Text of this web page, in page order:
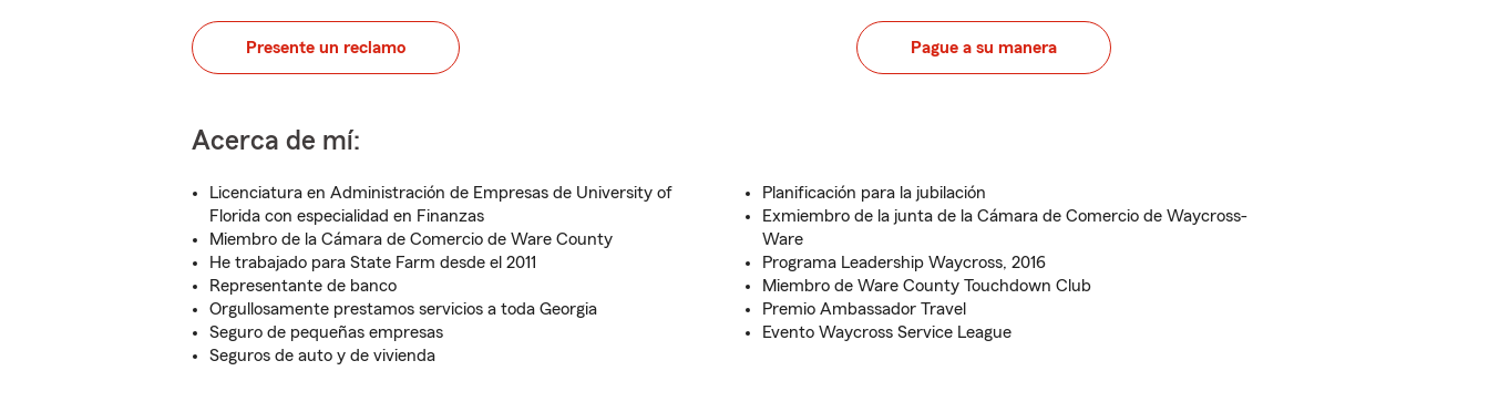
Presente un reclamo Pague a su manera
Acerca de mí:
Licenciatura en Administración de Empresas de University of
Florida con especialidad en Finanzas
Miembro de la Cámara de Comercio de Ware County
He trabajado para State Farm desde el 2011
Representante de banco
Orgullosamente prestamos servicios a toda Georgia
Seguro de pequeñas empresas
Seguros de auto y de vivienda
Planificación para la jubilación
Exmiembro de la junta de la Cámara de Comercio de Waycross-
Ware
Programa Leadership Waycross, 2016
Miembro de Ware County Touchdown Club
Premio Ambassador Travel
Evento Waycross Service League